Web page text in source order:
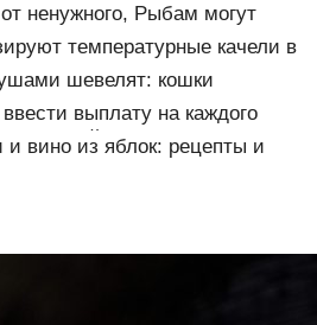
ненужного, Рыбам могут
а Львам советуют быть
температурные качели в
шевелят: кошки
«жестами». Как их понять?
выплату на каждого
о какой сумме идет речь
и вино из яблок: рецепты и